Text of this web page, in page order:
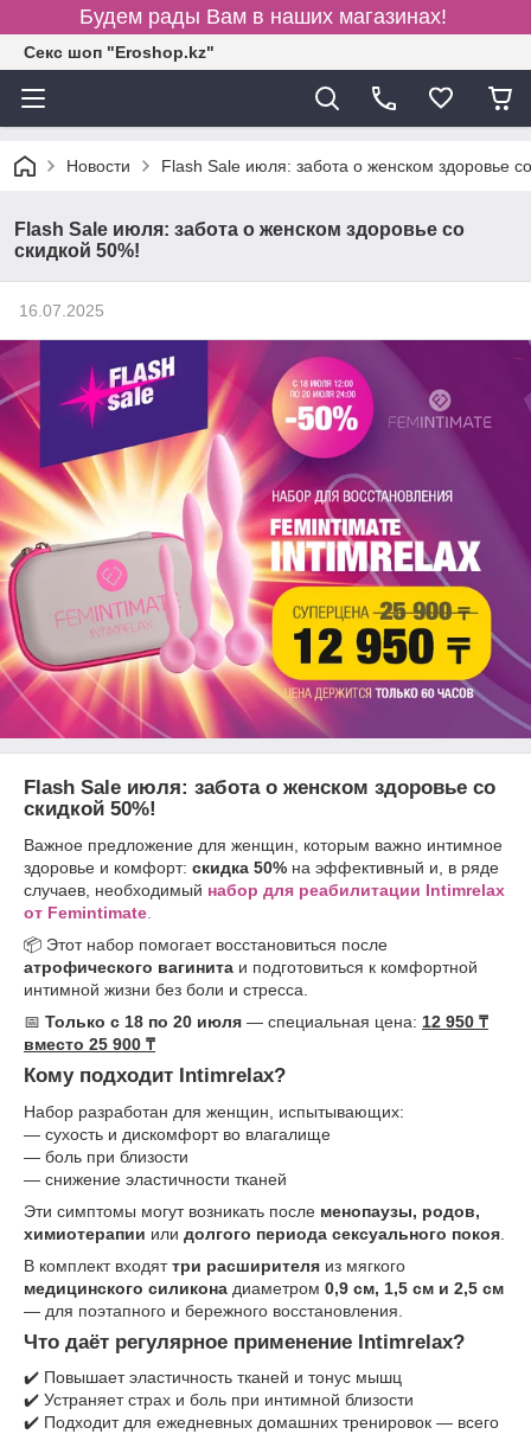
Будем рады Вам в наших магазинах!
Секс шоп "Eroshop.kz"
Новости Flash Sale июля: забота о женском здоровье
Flash Sale июля: забота о женском здоровье со
скидкой 50%!
16.07.2025
Flash Sale июля: забота о женском здоровье со
скидкой 50%!
Важное предложение для женщин, которым важно интимное
здоровье и комфорт: скидка 50% на эффективный и, в ряде
случаев, необходимый набор для реабилитации Intimrelax
от Femintimate
📦 Этот набор помогает восстановиться после
атрофического вагинита и подготовиться к комфортной
интимной жизни без боли и стресса.
📅 Только с 18 по 20 июля — специальная цена: 12 950 ₸
вместо 25 900 ₸
Кому подходит Intimrelax?
Набор разработан для женщин, испытывающих:
— сухость и дискомфорт во влагалище
— боль при близости
— снижение эластичности тканей
Эти симптомы могут возникать после менопаузы, родов,
химиотерапии или долгого периода сексуального покоя
В комплект входяттри расширителя из мягкого
медицинского силикона диаметром 0,9 см, 1,5 см и 2,5 см
— для поэтапного и бережного восстановления.
Что даёт регулярное применение Intimrelax?
✔️ Повышает эластичность тканей и тонус мышц
✔️ Устраняет страх и боль при интимной близости
✔️ Подходит для ежедневных домашних тренировок — всего